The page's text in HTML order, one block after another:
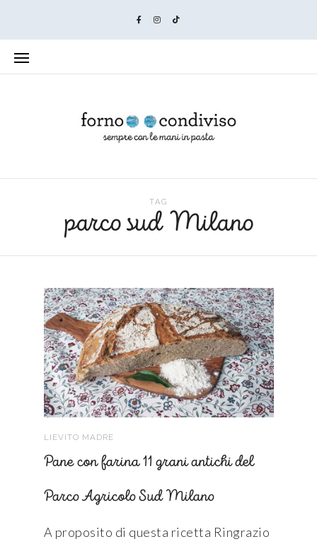
TAG
parco sud Milano
LIEVITO MADRE
Pane con farina 11 grani antichi del
Parco Agricolo Sud Milano
A proposito di questa ricetta Ringrazio